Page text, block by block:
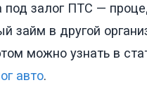
залог ПТС —
займ в другой
можно узнать в
авто.